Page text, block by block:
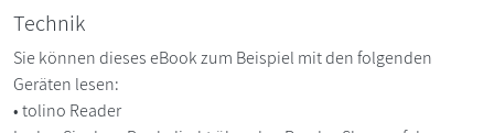
Technik
Sie können dieses eBook zum Beispiel mit den folgenden
Geräten lesen:
• tolino Reader